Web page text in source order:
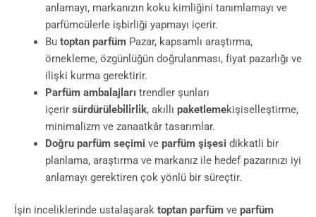
anlamayı, markanızın koku kimliğini tanımlamayı ve
parfümcülerle işbirliği yapmayı içerir.
Bu toptan parfümPazar, kapsamlı araştırma,
örnekleme, özgünlüğün doğrulanması, fiyat pazarlığı ve
ilişki kurma gerektirir.
Parfüm ambalajları trendler şunları
içerir sürdürülebi̇li̇rli̇k, akıllı paketlemekişiselleştirme,
minimalizm ve zanaatkâr tasarımlar.
Doğru parfüm seçimi ve parfüm şişesi dikkatli bir
planlama, araştırma ve markanız ile hedef pazarınızı iyi
anlamayı gerektiren çok yönlü bir süreçtir.
İşin inceliklerinde ustalaşarak toptan parfüm ve parfüm